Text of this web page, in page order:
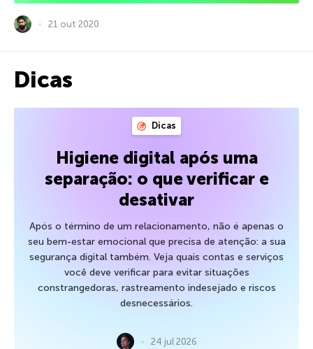
21 out 2020
Dicas
Dicas
Higiene digital após uma
separação: o que verificar e
desativar
Após o término de um relacionamento, não é apenas o
seu bem-estar emocional que precisa de atenção: a sua
segurança digital também. Veja quais contas e serviços
você deve verificar para evitar situações
constrangedoras, rastreamento indesejado e riscos
desnecessários.
24 jul 2026